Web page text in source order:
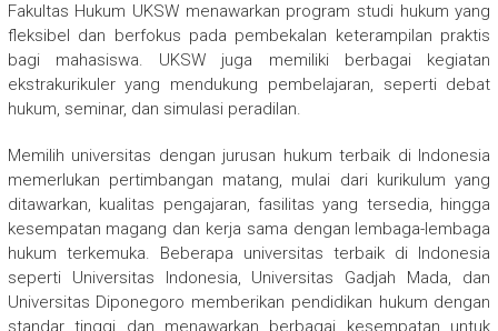
Fakultas Hukum UKSW menawarkan program studi hukum yang
fleksibel dan berfokus pada pembekalan keterampilan praktis
bagi mahasiswa. UKSW juga memiliki berbagai kegiatan
ekstrakurikuler yang mendukung pembelajaran, seperti debat
hukum, seminar, dan simulasi peradilan.
Memilih universitas dengan jurusan hukum terbaik di Indonesia
memerlukan pertimbangan matang, mulai dari kurikulum yang
ditawarkan, kualitas pengajaran, fasilitas yang tersedia, hingga
kesempatan magang dan kerja sama dengan lembaga-lembaga
hukum terkemuka. Beberapa universitas terbaik di Indonesia
seperti Universitas Indonesia, Universitas Gadjah Mada, dan
Universitas Diponegoro memberikan pendidikan hukum dengan